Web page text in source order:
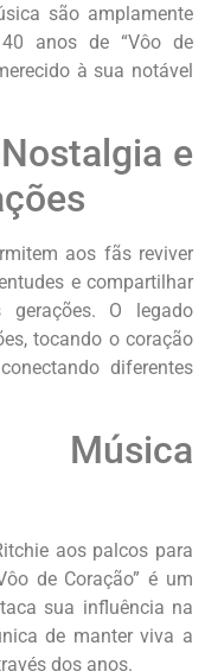
são amplamente
anos de “Vôo de
à sua notável
e
aos fãs reviver
e compartilhar
gerações. O legado
tocando o coração
diferentes
Música
aos palcos para
de Coração” é um
sua influência na
de manter viva a
dos anos.